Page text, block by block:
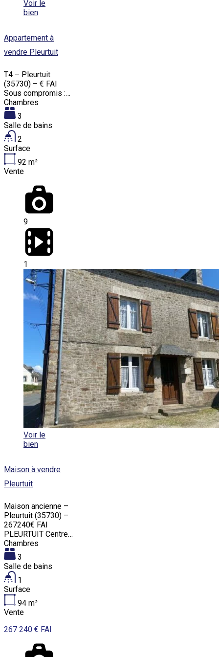
Voir le
bien
Appartement à
vendre Pleurtuit
T4 – Pleurtuit
(35730) – € FAI
Sous compromis :…
Chambres
3
Salle de bains
2
Surface
92 m²
Vente
9
1
Voir le
bien
Maison à vendre
Pleurtuit
Maison ancienne –
Pleurtuit (35730) –
267240€ FAI
PLEURTUIT Centre…
Chambres
3
Salle de bains
1
Surface
94 m²
Vente
267 240 € FAI